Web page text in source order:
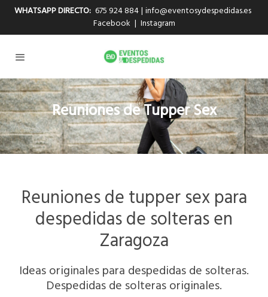
WHATSAPP DIRECTO: 675 924 884| info@eventosydespedidas.es
Facebook | Instagram
Reuniones de Tupper Sex
Reuniones de tupper sex para
despedidas de solteras en
Zaragoza
Ideas originales para despedidas de solteras.
Despedidas de solteras originales.